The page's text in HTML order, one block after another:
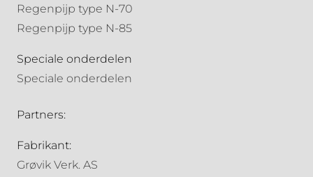
Regenpijp type N-70
Regenpijp type N-85
Speciale onderdelen
Speciale onderdelen
Partners:
Fabrikant:
Grøvik Verk. AS